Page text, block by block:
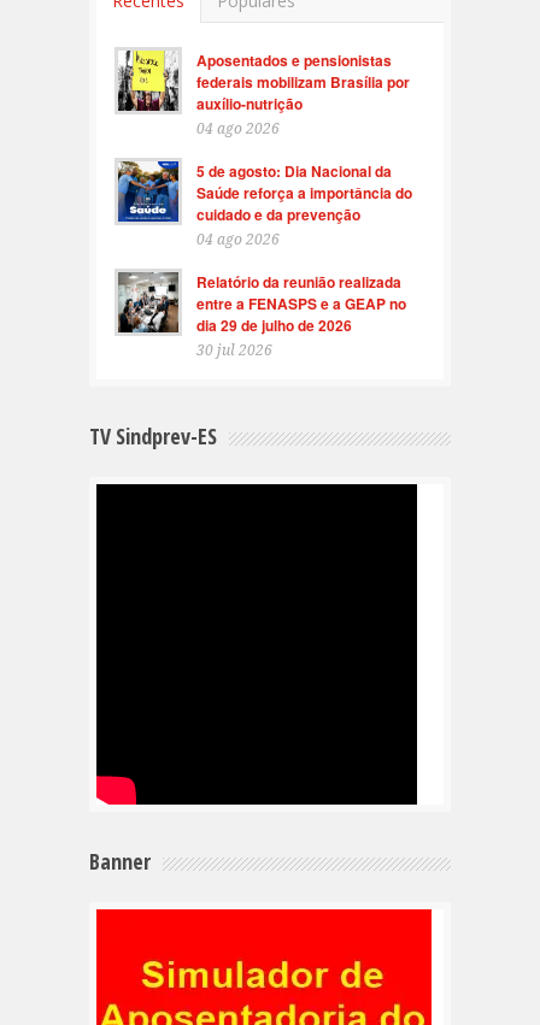
Aposentados e pensionistas
federais mobilizam Brasília por
auxílio-nutrição
04 ago 2026
5 de agosto: Dia Nacional da
Saúde reforça a importância do
cuidado e da prevenção
04 ago 2026
Relatório da reunião realizada
entre a FENASPS e a GEAP no
dia 29 de julho de 2026
30 jul 2026
TV Sindprev-ES
Banner